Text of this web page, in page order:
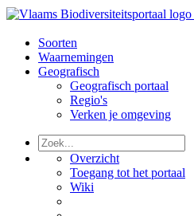
Soorten
Waarnemingen
Geografisch
Geografisch portaal
Regio's
Verken je omgeving
Overzicht
Toegang tot het portaal
Wiki